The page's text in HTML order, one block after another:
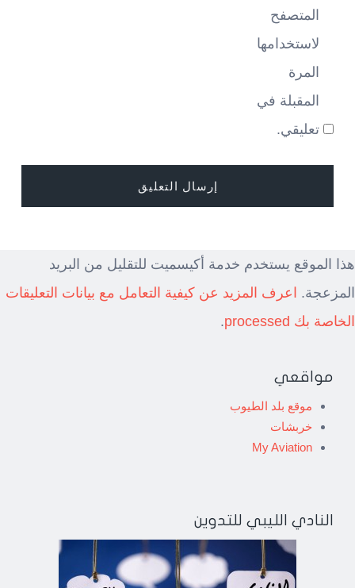
المتصفح
لاستخدامها
المرة
المقبلة في
تعليقي.
هذا الموقع يستخدم خدمة أكيسميت للتقليل من البريد
المزعجة.
اعرف المزيد عن كيفية التعامل مع بيانات التعليقات
الخاصة بك processed
.
مواقعي
موقع بلد الطيوب
خربشات
My Aviation
النادي الليبي للتدوين